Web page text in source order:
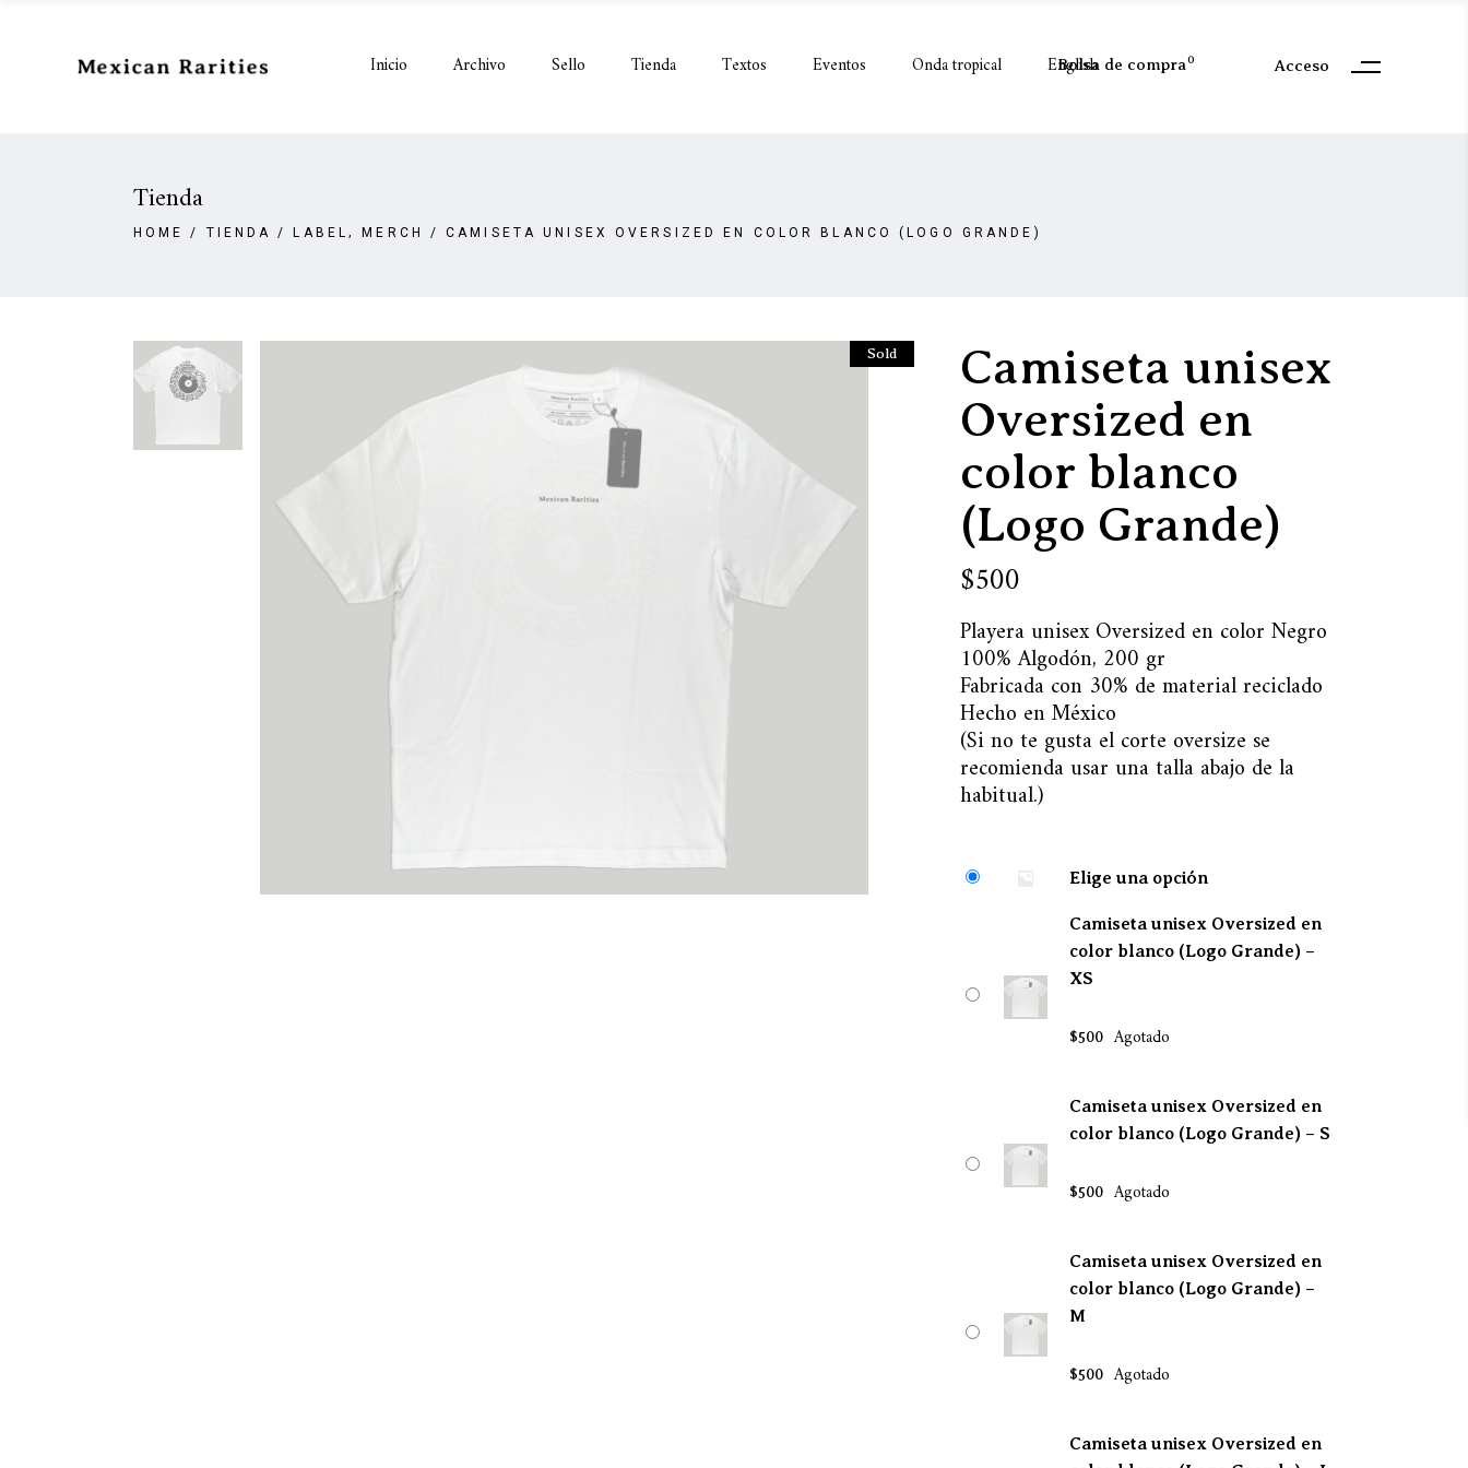
Inicio Archivo Sello Tienda Textos Eventos Onda tropical English
Bolsa de compra0 Acceso
Tienda
HOME / TIENDA / LABEL,MERCH / CAMISETA UNISEX OVERSIZED EN COLOR BLANCO (LOGO GRANDE)
Sold
Camiseta unisex
Oversized en
color blanco
(Logo Grande)
$500
Playera unisex Oversized en color Negro
100% Algodón, 200 gr
Fabricada con 30% de material reciclado
Hecho en México
(Si no te gusta el corte oversize se
recomienda usar una talla abajo de la
habitual.)
Elige una opción
Camiseta unisex Oversized en
color blanco (Logo Grande) –
XS
$500 Agotado
Camiseta unisex Oversized en
color blanco (Logo Grande) – S
$500 Agotado
Camiseta unisex Oversized en
color blanco (Logo Grande) –
M
$500 Agotado
Camiseta unisex Oversized en